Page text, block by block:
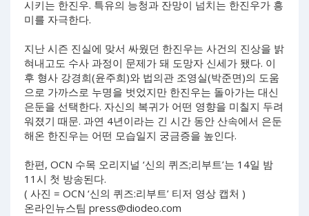
시키는 한진우. 특유의 능청과 잔망이 넘치는 한진우가 흥
미를 자극한다.
지난 시즌 진실에 맞서 싸웠던 한진우는 사건의 진상을 밝
혀내고도 수사 과정이 문제가 돼 도망자 신세가 됐다. 이
후 형사 강경희(윤주희)와 법의관 조영실(박준면)의 도움
으로 가까스로 누명을 벗었지만 한진우는 돌아가는 대신
은둔을 선택한다. 자신의 복귀가 어떤 영향을 미칠지 두려
워졌기 때문. 과연 4년이라는 긴 시간 동안 산속에서 은둔
해온 한진우는 어떤 모습일지 궁금증을 높인다.
한편, OCN 수목 오리지널 ‘신의 퀴즈;리부트’는 14일 밤
11시 첫 방송된다.
( 사진 = OCN ‘신의 퀴즈:리부트’ 티저 영상 캡처 )
온라인뉴스팀 press@diodeo.com